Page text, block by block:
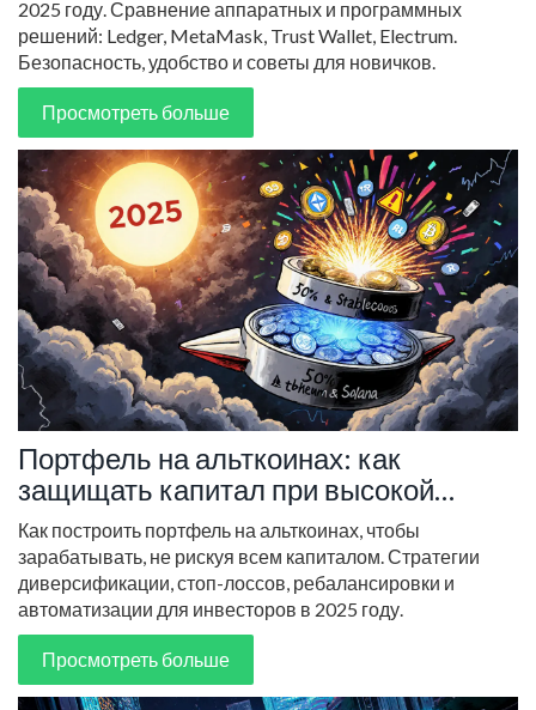
2025 году. Сравнение аппаратных и программных
решений: Ledger, MetaMask, Trust Wallet, Electrum.
Безопасность, удобство и советы для новичков.
Просмотреть больше
Портфель на альткоинах: как
защищать капитал при высокой
волатильности
Как построить портфель на альткоинах, чтобы
зарабатывать, не рискуя всем капиталом. Стратегии
диверсификации, стоп-лоссов, ребалансировки и
автоматизации для инвесторов в 2025 году.
Просмотреть больше